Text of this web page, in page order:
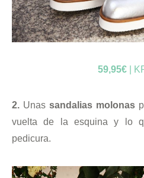
59,95€ |
2. Unas sandalias molonas
vuelta de la esquina y lo
pedicura.